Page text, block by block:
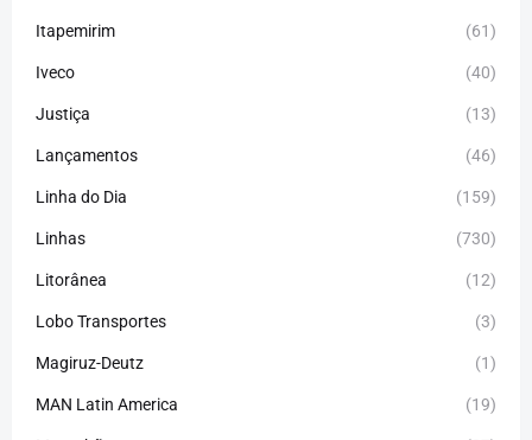
Itapemirim (61)
Iveco (40)
Justiça (13)
Lançamentos (46)
Linha do Dia (159)
Linhas (730)
Litorânea (12)
Lobo Transportes (3)
Magiruz-Deutz (1)
MAN Latin America (19)